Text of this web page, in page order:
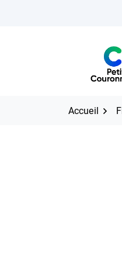
CIG Petite
les
Accueil